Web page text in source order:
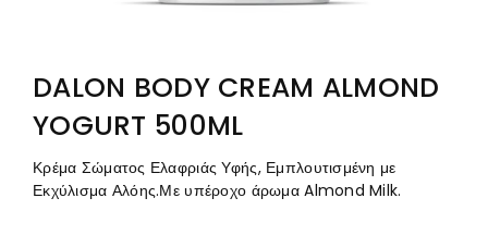
DALON BODY CREAM ALMOND
YOGURT 500ML
Κρέμα Σώματος Ελαφριάς Υφής, Εμπλουτισμένη με
Εκχύλισμα Αλόης.Με υπέροχο άρωμα Almond Milk.